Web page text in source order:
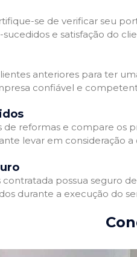
se de verificar seu
e satisfação do
anteriores para ter
confiável e
reformas e compare os
levar em consideração
possua seguro
durante a execução do